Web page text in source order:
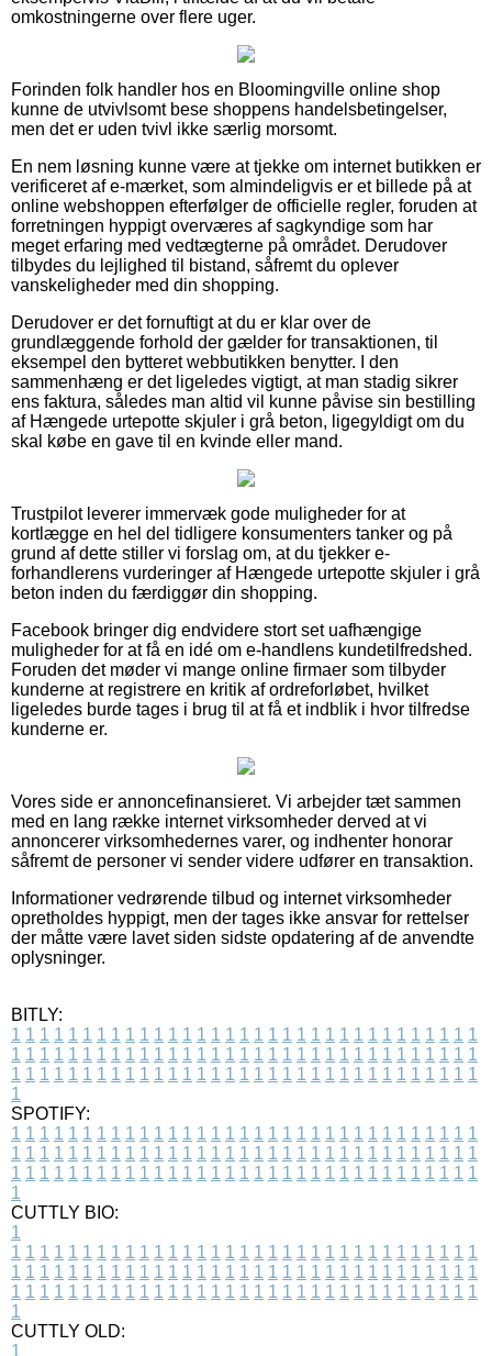
omkostningerne over flere uger.
Forinden folk handler hos en Bloomingville online shop
kunne de utvivlsomt bese shoppens handelsbetingelser,
men det er uden tvivl ikke særlig morsomt.
En nem løsning kunne være at tjekke om internet butikken er
verificeret af e-mærket, som almindeligvis er et billede på at
online webshoppen efterfølger de officielle regler, foruden at
forretningen hyppigt overværes af sagkyndige som har
meget erfaring med vedtægterne på området. Derudover
tilbydes du lejlighed til bistand, såfremt du oplever
vanskeligheder med din shopping.
Derudover er det fornuftigt at du er klar over de
grundlæggende forhold der gælder for transaktionen, til
eksempel den bytteret webbutikken benytter. I den
sammenhæng er det ligeledes vigtigt, at man stadig sikrer
ens faktura, således man altid vil kunne påvise sin bestilling
af Hængede urtepotte skjuler i grå beton, ligegyldigt om du
skal købe en gave til en kvinde eller mand.
Trustpilot leverer immervæk gode muligheder for at
kortlægge en hel del tidligere konsumenters tanker og på
grund af dette stiller vi forslag om, at du tjekker e-
forhandlerens vurderinger af Hængede urtepotte skjuler i grå
beton inden du færdiggør din shopping.
Facebook bringer dig endvidere stort set uafhængige
muligheder for at få en idé om e-handlens kundetilfredshed.
Foruden det møder vi mange online firmaer som tilbyder
kunderne at registrere en kritik af ordreforløbet, hvilket
ligeledes burde tages i brug til at få et indblik i hvor tilfredse
kunderne er.
Vores side er annoncefinansieret. Vi arbejder tæt sammen
med en lang række internet virksomheder derved at vi
annoncerer virksomhedernes varer, og indhenter honorar
såfremt de personer vi sender videre udfører en transaktion.
Informationer vedrørende tilbud og internet virksomheder
opretholdes hyppigt, men der tages ikke ansvar for rettelser
der måtte være lavet siden sidste opdatering af de anvendte
oplysninger.
BITLY:
1 1 1 1 1 1 1 1 1 1 1 1 1 1 1 1 1 1 1 1 1 1 1 1 1 1 1 1 1 1 1 1 1
1 1 1 1 1 1 1 1 1 1 1 1 1 1 1 1 1 1 1 1 1 1 1 1 1 1 1 1 1 1 1 1 1
1 1 1 1 1 1 1 1 1 1 1 1 1 1 1 1 1 1 1 1 1 1 1 1 1 1 1 1 1 1 1 1 1
1
SPOTIFY:
1 1 1 1 1 1 1 1 1 1 1 1 1 1 1 1 1 1 1 1 1 1 1 1 1 1 1 1 1 1 1 1 1
1 1 1 1 1 1 1 1 1 1 1 1 1 1 1 1 1 1 1 1 1 1 1 1 1 1 1 1 1 1 1 1 1
1 1 1 1 1 1 1 1 1 1 1 1 1 1 1 1 1 1 1 1 1 1 1 1 1 1 1 1 1 1 1 1 1
1
CUTTLY BIO:
1
1 1 1 1 1 1 1 1 1 1 1 1 1 1 1 1 1 1 1 1 1 1 1 1 1 1 1 1 1 1 1 1 1
1 1 1 1 1 1 1 1 1 1 1 1 1 1 1 1 1 1 1 1 1 1 1 1 1 1 1 1 1 1 1 1 1
1 1 1 1 1 1 1 1 1 1 1 1 1 1 1 1 1 1 1 1 1 1 1 1 1 1 1 1 1 1 1 1 1
1
CUTTLY OLD:
1